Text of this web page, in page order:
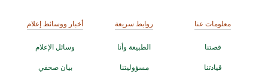
معلومات عنا
قصتنا
قيادتنا
روابط سريعة
الطبيعة وأنا
مسؤوليتنا
أخبار ووسائط إعلام
وسائل الإعلام
بيان صحفي